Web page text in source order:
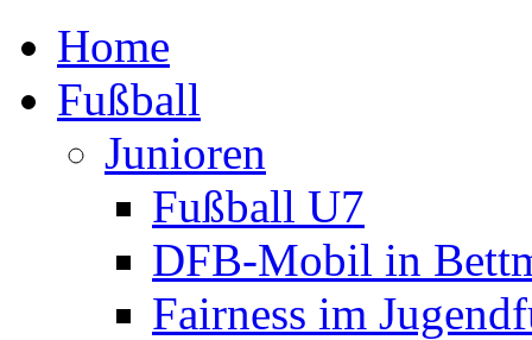
Home
Fußball
Junioren
Fußball U7
DFB-Mobil in
Fairness im